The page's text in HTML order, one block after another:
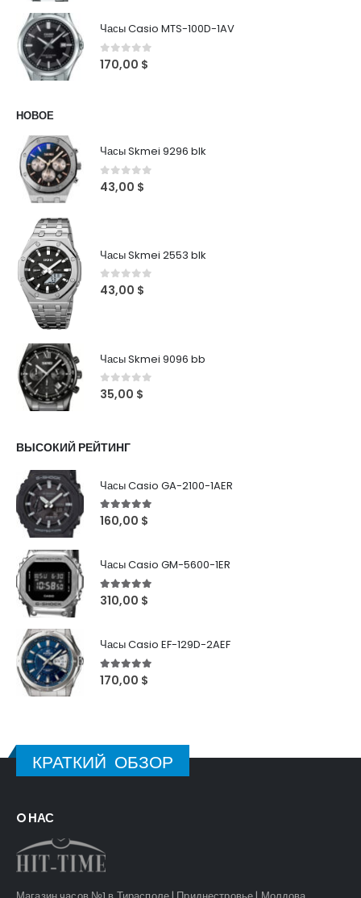
Часы Casio MTS-100D-1AV
170,00 $
НОВОЕ
Часы Skmei 9296 blk
43,00 $
Часы Skmei 2553 blk
43,00 $
Часы Skmei 9096 bb
35,00 $
ВЫСОКИЙ РЕЙТИНГ
Часы Casio GA-2100-1AER
160,00 $
Часы Casio GM-5600-1ER
310,00 $
Часы Casio EF-129D-2AEF
170,00 $
КРАТКИЙ ОБЗОР
O НАС
Магазин часов №1 в Тирасполе | Приднестровье | Молдова.